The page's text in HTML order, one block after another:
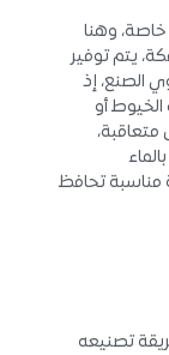
خاصة، وهنا
يتم توفير
الصنع، إذ
أو
متعاقبة،
مناسبة تحافظ
تصنيعه